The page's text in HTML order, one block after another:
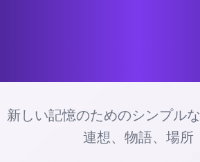
新しい記憶のためのシンプル
連想、物語、場所